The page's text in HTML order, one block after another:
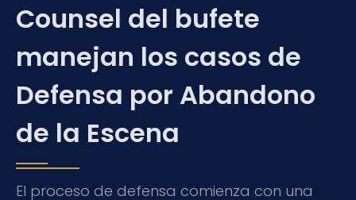
Counsel del bufete
manejan los casos de
Defensa por Abandono
de la Escena
El proceso de defensa comienza con una